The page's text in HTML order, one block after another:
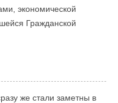
экономической
Гражданской
же стали заметны в